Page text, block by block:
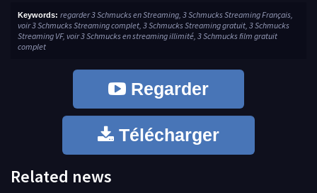
Keywords: regarder 3 Schmucks en Streaming, 3 Schmucks Streaming Français,
voir 3 Schmucks Streaming complet, 3 Schmucks Streaming gratuit, 3 Schmucks
Streaming VF, voir 3 Schmucks en streaming illimité, 3 Schmucks film gratuit
complet
Regarder
Télécharger
Related news